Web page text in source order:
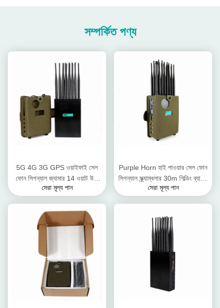
সম্পর্কিত পণ্য
5G 4G 3G GPS ওয়াইফাই সেল
ফোন সিগন্যাল জ্যামার 14 ওয়াট উচ্চ
আউটপুট পাওয়ার
সেরা মূল্য পান
Purple Horn হাই পাওয়ার সেল ফোন
সিগন্যাল স্ক্র্যাম্বলার 30m শিল্ডিং ব্যাসার্ধ
24টি অ্যান্টেনা তৈরি
সেরা মূল্য পান